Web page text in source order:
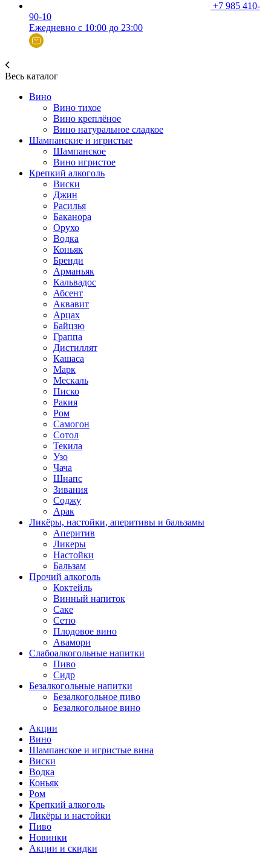
+7 985 410-
90-10
Ежедневно с 10:00 до 23:00
Весь каталог
Вино
Вино тихое
Вино креплёное
Вино натуральное сладкое
Шампанские и игристые
Шампанское
Вино игристое
Крепкий алкоголь
Виски
Джин
Расилья
Баканора
Орухо
Водка
Коньяк
Бренди
Арманьяк
Кальвадос
Абсент
Аквавит
Арцах
Байцзю
Граппа
Дистиллят
Кашаса
Марк
Мескаль
Писко
Ракия
Ром
Самогон
Сотол
Текила
Узо
Чача
Шнапс
Зивания
Соджу
Арак
Ликёры, настойки, аперитивы и бальзамы
Аперитив
Ликеры
Настойки
Бальзам
Прочий алкоголь
Коктейль
Винный напиток
Саке
Сетю
Плодовое вино
Авамори
Слабоалкогольные напитки
Пиво
Сидр
Безалкогольные напитки
Безалкогольное пиво
Безалкогольное вино
Акции
Вино
Шампанское и игристые вина
Виски
Водка
Коньяк
Ром
Крепкий алкоголь
Ликёры и настойки
Пиво
Новинки
Акции и скидки